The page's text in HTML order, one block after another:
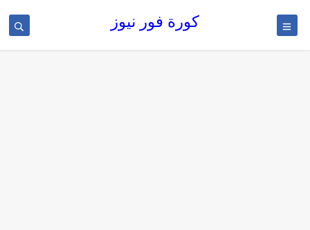
كورة فور نيوز